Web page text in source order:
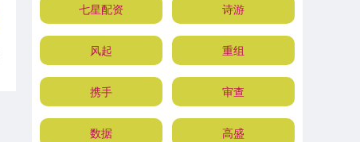
七星配资 诗游
风起 重组
携手 审查
数据 高盛